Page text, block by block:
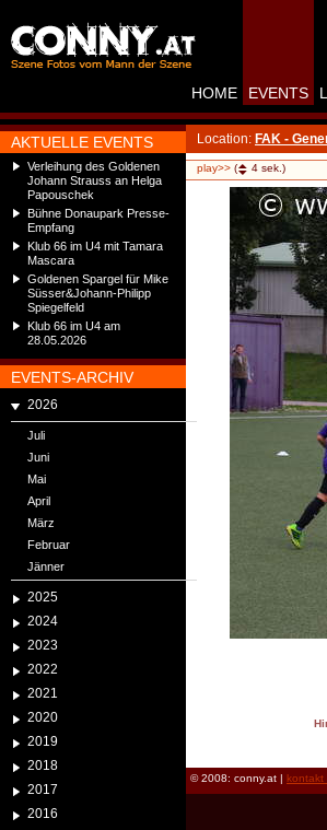
AKTUELLE EVENTS
Verleihung des Goldenen
Johann Strauss an Helga
Papouschek
Bühne Donaupark Presse-
Empfang
Klub 66 im U4 mit Tamara
Mascara
Goldenen Spargel für Mike
Süsser&Johann-Philipp
Spiegelfeld
Klub 66 im U4 am
28.05.2026
EVENTS-ARCHIV
2026
Juli
Juni
Mai
April
März
Februar
Jänner
2025
2024
2023
2022
2021
2020
2019
2018
2017
2016
HOME EVENTS
Location: FAK -
play>> ( 4 sek.)
© 2008: conny.at | kontakt